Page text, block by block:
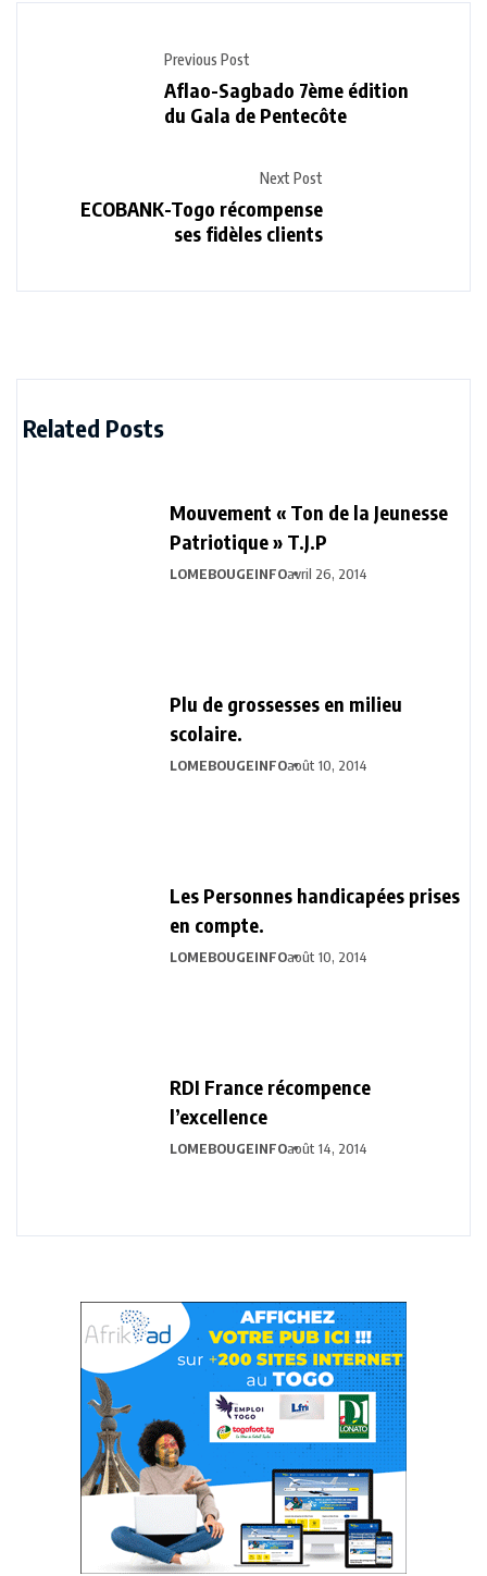
Previous Post
Aflao-Sagbado 7ème édition
du Gala de Pentecôte
Next Post
ECOBANK-Togo récompense
ses fidèles clients
Related Posts
Mouvement « Ton de la Jeunesse
Patriotique » T.J.P
LOMEBOUGEINFOavril 26, 2014
Plu de grossesses en milieu
scolaire.
LOMEBOUGEINFOaoût 10, 2014
Les Personnes handicapées prises
en compte.
LOMEBOUGEINFOaoût 10, 2014
RDI France récompence
l’excellence
LOMEBOUGEINFOaoût 14, 2014